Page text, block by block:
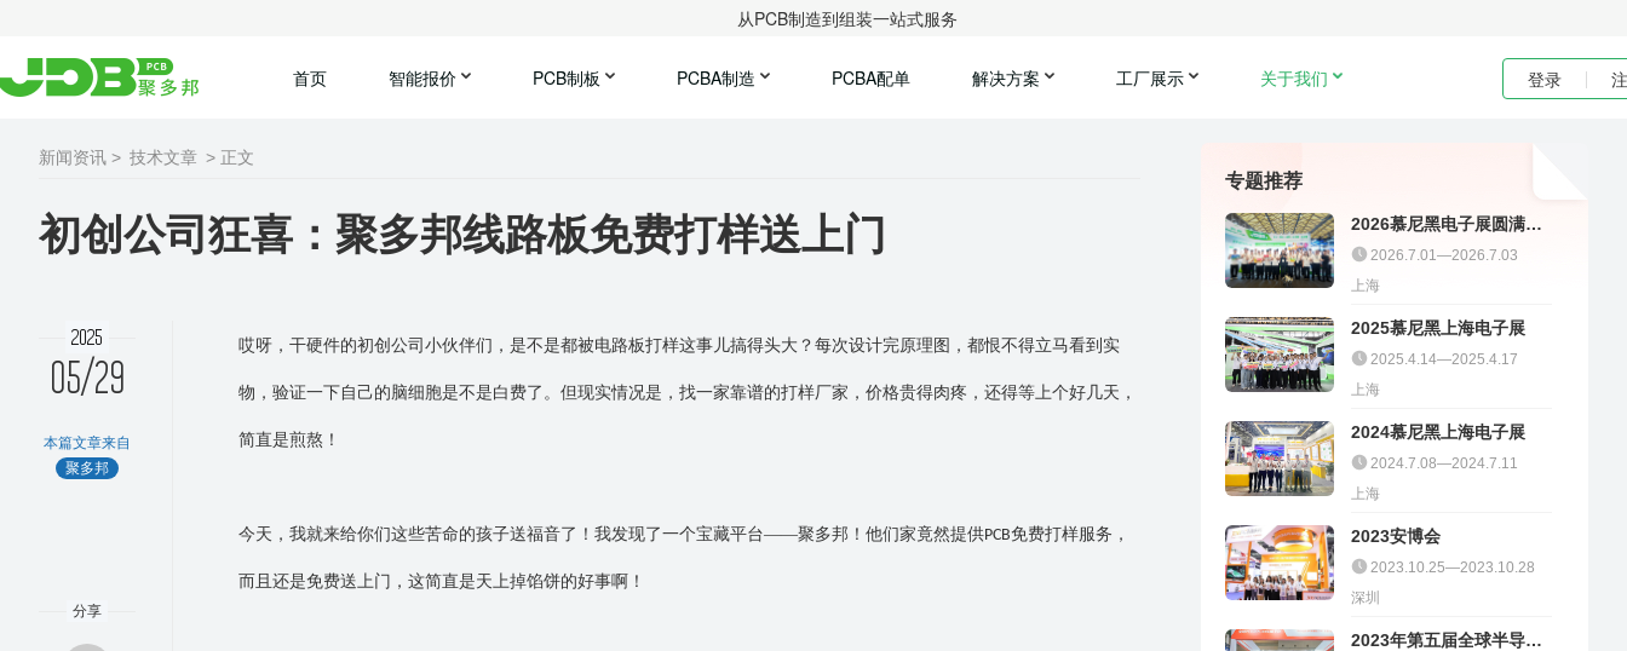
从PCB制造到组装一站式服务
首页 智能报价 PCB制板 PCBA制造 PCBA配单 解决方案 工厂展示 关于我们 登录
新闻资讯 > 技术文章 > 正文
初创公司狂喜：聚多邦线路板免费打样送上门
2025
05/29
本篇文章来自
聚多邦
分享
哎呀，干硬件的初创公司小伙伴们，是不是都被电路板打样这事儿搞得头大？每次设计完原理图，都恨不得立马看到实
物，验证一下自己的脑细胞是不是白费了。但现实情况是，找一家靠谱的打样厂家，价格贵得肉疼，还得等上个好几天，
简直是煎熬！
今天，我就来给你们这些苦命的孩子送福音了！我发现了一个宝藏平台——聚多邦！他们家竟然提供PCB免费打样服务，
而且还是免费送上门，这简直是天上掉馅饼的好事啊！
专题推荐
2026慕尼黑电子展圆满收
官｜聚多邦精彩不停
2026.7.01—2026.7.03
上海
2025慕尼黑上海电子展
2025.4.14—2025.4.17
上海
2024慕尼黑上海电子展
2024.7.08—2024.7.11
上海
2023安博会
2023.10.25—2023.10.28
深圳
2023年第五届全球半导体